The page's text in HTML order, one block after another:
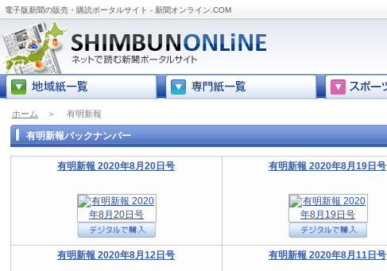
電子版新聞の販売・購読ポータルサイト - 新聞オンライン.COM
ホーム ＞ 有明新報
有明新報バックナンバー
有明新報 2020年8月20日号 有明新報 2020年8月19日号
有明新報 2020年8月12日号 有明新報 2020年8月11日号